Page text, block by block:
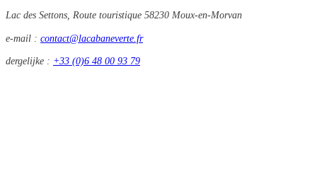
Lac des Settons, Route touristique 58230 Moux-en-Morvan
e-mail : contact@lacabaneverte.fr
dergelijke : +33 (0)6 48 00 93 79